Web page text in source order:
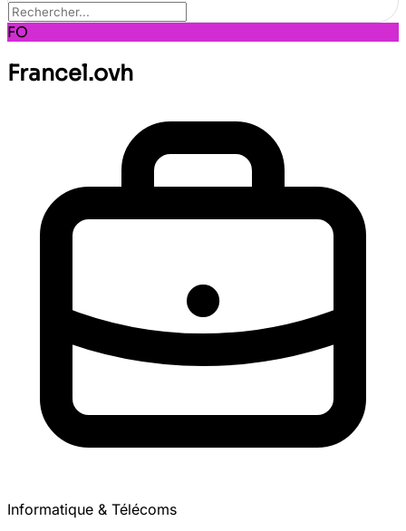
FO
Francel.ovh
Informatique & Télécoms